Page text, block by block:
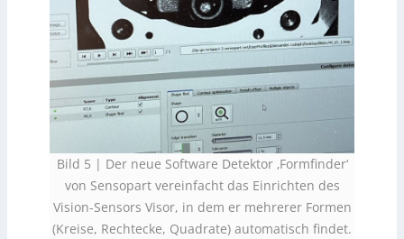
Bild 5 | Der neue Software Detektor ‚Formfinder‘
von Sensopart vereinfacht das Einrichten des
Vision-Sensors Visor, in dem er mehrerer Formen
(Kreise, Rechtecke, Quadrate) automatisch findet.